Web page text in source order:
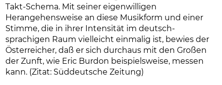
Takt-Schema. Mit seiner eigenwilligen
Herangehensweise an diese Musikform und einer
Stimme, die in ihrer Intensität im deutsch-
sprachigen Raum vielleicht einmalig ist, bewies der
Österreicher, daß er sich durchaus mit den Großen
der Zunft, wie Eric Burdon beispielsweise, messen
kann. (Zitat: Süddeutsche Zeitung)